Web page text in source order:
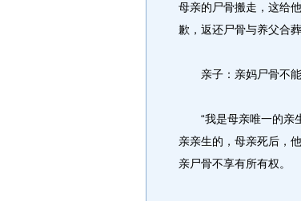
母亲的尸骨搬走，这给
歉，返还尸骨与养父合
亲子：亲妈尸骨不
“我是母亲唯一的亲生
亲亲生的，母亲死后，
亲尸骨不享有所有权。